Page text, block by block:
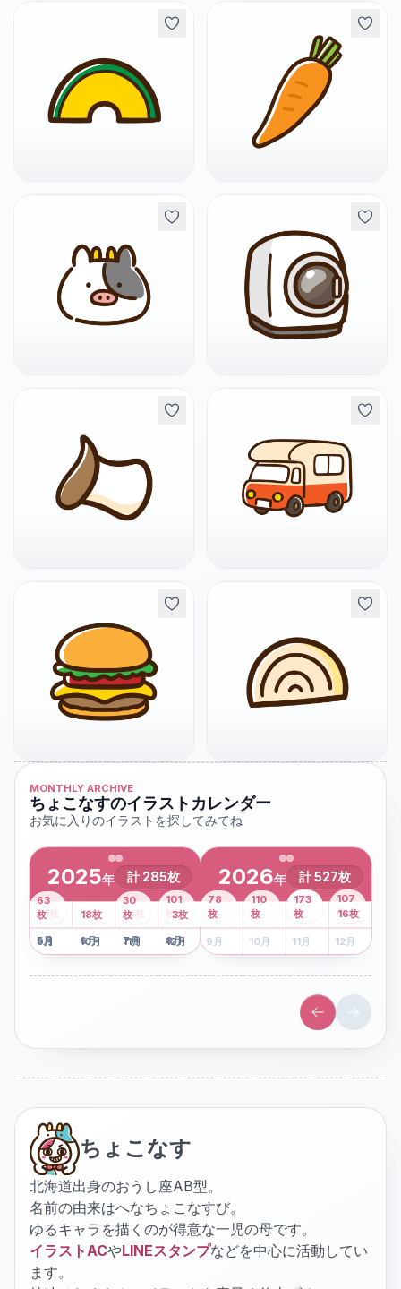
MONTHLY ARCHIVE
ちょこなすのイラストカレンダー
お気に入りのイラストを探してみてね
2025年 計 285枚
1月
2枚 2月 3月 4月
8枚
5月
41 枚
6月
13枚
7月
6枚
8月
101
枚
9月
63
枚
10月
18枚
11月
30
枚
12月
3枚
2026年 計527枚
1月 2月 3月
43
枚
4月
107
枚
5 月
78
枚
6月
110
枚
7月
173
枚
8月
16枚
9 月 10月 11月 12月
ちょこなす
北海道出身のおうし座AB型。
名前の由来はへなちょこなすび。
ゆるキャラを描くのが得意な一児の母です。
イラストACやLINEスタンプなどを中心に活動してい
ます。